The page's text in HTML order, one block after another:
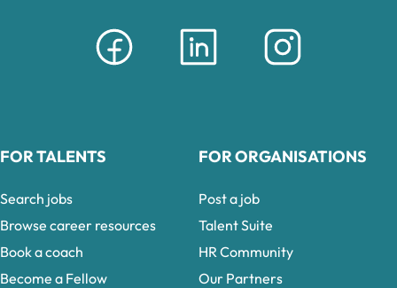
FOR TALENTS
Search jobs
Browse career resources
Book a coach
Become a Fellow
FOR ORGANISATIONS
Post a job
Talent Suite
HR Community
Our Partners